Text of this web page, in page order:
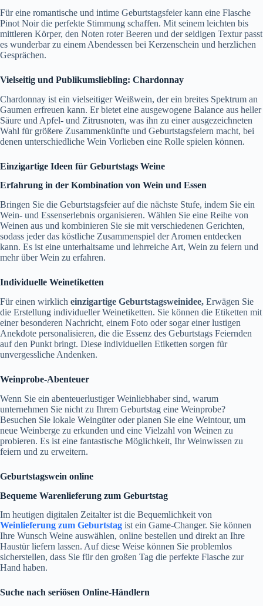
Für eine romantische und intime Geburtstagsfeier kann eine Flasche
Pinot Noir die perfekte Stimmung schaffen. Mit seinem leichten bis
mittleren Körper, den Noten roter Beeren und der seidigen Textur passt
es wunderbar zu einem Abendessen bei Kerzenschein und herzlichen
Gesprächen.
Vielseitig und Publikumsliebling: Chardonnay
Chardonnay ist ein vielseitiger Weißwein, der ein breites Spektrum an
Gaumen erfreuen kann. Er bietet eine ausgewogene Balance aus heller
Säure und Apfel- und Zitrusnoten, was ihn zu einer ausgezeichneten
Wahl für größere Zusammenkünfte und Geburtstagsfeiern macht, bei
denen unterschiedliche Wein Vorlieben eine Rolle spielen können.
Einzigartige Ideen für Geburtstags Weine
Erfahrung in der Kombination von Wein und Essen
Bringen Sie die Geburtstagsfeier auf die nächste Stufe, indem Sie ein
Wein- und Essenserlebnis organisieren. Wählen Sie eine Reihe von
Weinen aus und kombinieren Sie sie mit verschiedenen Gerichten,
sodass jeder das köstliche Zusammenspiel der Aromen entdecken
kann. Es ist eine unterhaltsame und lehrreiche Art, Wein zu feiern und
mehr über Wein zu erfahren.
Individuelle Weinetiketten
Für einen wirklich einzigartige Geburtstagsweinidee, Erwägen Sie
die Erstellung individueller Weinetiketten. Sie können die Etiketten mit
einer besonderen Nachricht, einem Foto oder sogar einer lustigen
Anekdote personalisieren, die die Essenz des Geburtstags Feiernden
auf den Punkt bringt. Diese individuellen Etiketten sorgen für
unvergessliche Andenken.
Weinprobe-Abenteuer
Wenn Sie ein abenteuerlustiger Weinliebhaber sind, warum
unternehmen Sie nicht zu Ihrem Geburtstag eine Weinprobe?
Besuchen Sie lokale Weingüter oder planen Sie eine Weintour, um
neue Weinberge zu erkunden und eine Vielzahl von Weinen zu
probieren. Es ist eine fantastische Möglichkeit, Ihr Weinwissen zu
feiern und zu erweitern.
Geburtstagswein online
Bequeme Warenlieferung zum Geburtstag
Im heutigen digitalen Zeitalter ist die Bequemlichkeit von
Weinlieferung zum Geburtstag ist ein Game-Changer. Sie können
Ihre Wunsch Weine auswählen, online bestellen und direkt an Ihre
Haustür liefern lassen. Auf diese Weise können Sie problemlos
sicherstellen, dass Sie für den großen Tag die perfekte Flasche zur
Hand haben.
Suche nach seriösen Online-Händlern